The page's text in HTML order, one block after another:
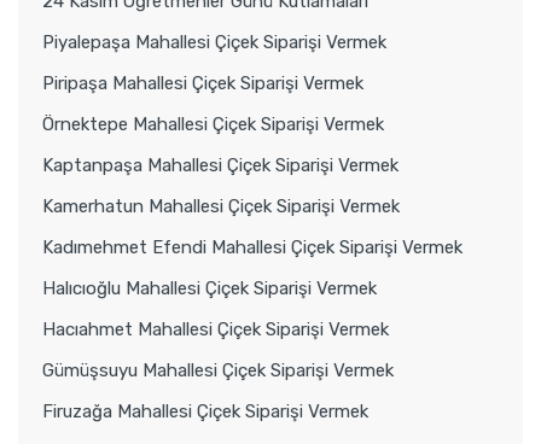
Piyalepaşa Mahallesi Çiçek Siparişi Vermek
Piripaşa Mahallesi Çiçek Siparişi Vermek
Örnektepe Mahallesi Çiçek Siparişi Vermek
Kaptanpaşa Mahallesi Çiçek Siparişi Vermek
Kamerhatun Mahallesi Çiçek Siparişi Vermek
Kadımehmet Efendi Mahallesi Çiçek Siparişi Vermek
Halıcıoğlu Mahallesi Çiçek Siparişi Vermek
Hacıahmet Mahallesi Çiçek Siparişi Vermek
Gümüşsuyu Mahallesi Çiçek Siparişi Vermek
Firuzağa Mahallesi Çiçek Siparişi Vermek